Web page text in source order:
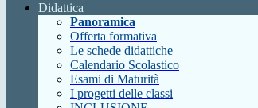
Didattica
Panoramica
Offerta formativa
Le schede didattiche
Calendario Scolastico
Esami di Maturità
I progetti delle classi